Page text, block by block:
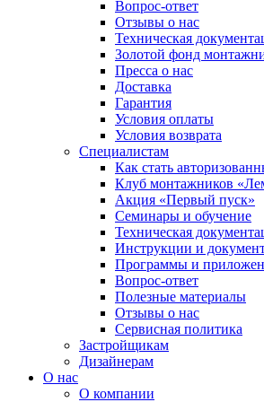
Вопрос-ответ
Отзывы о нас
Техническая
Золотой фонд
Пресса о нас
Доставка
Гарантия
Условия оплаты
Условия возврата
Специалистам
Как стать
Клуб монтажников
Акция «Первый пуск»
Семинары и обучение
Техническая
Инструкции и
Программы и
Вопрос-ответ
Полезные материалы
Отзывы о нас
Сервисная политика
Застройщикам
Дизайнерам
О нас
О компании